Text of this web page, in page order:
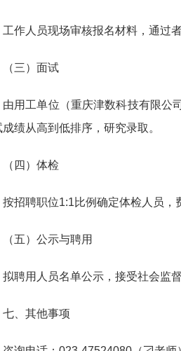
工作人员现场审核报名材料，通过
（三）面试
由用工单位（重庆津数科技有限公
绩从高到低排序，研究录取。
（四）体检
按招聘职位1:1比例确定体检人员，
（五）公示与聘用
拟聘用人员名单公示，接受社会监
七、其他事项